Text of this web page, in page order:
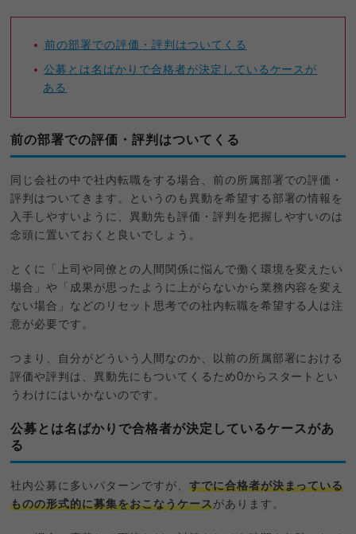
︎前の部署での評価・評判はついてくる
公募とは名ばかりで合格者が決定しているケースが
ある
前の部署での評価・評判はついてくる
同じ会社の中で社内転職をする場合、前の所属部署での評価・
評判はついてきます。というのも異動を希望する部署の情報を
入手しやすいように、異動先も評価・評判を把握しやすいのは
念頭に置いておくと良いでしょう。
とくに「上司や同僚との人間関係に悩んで働く環境を変えたい
場合」や「成果が思ったように上がらないから業務内容を変え
ない場合」などのリセット思考での社内転職を希望する人は注
意が必要です。
つまり、自分がどういう人間なのか、以前の所属部署における
評価や評判は、異動先にもついてくるため0からスタートとい
うわけにはいかないのです。
公募とは名ばかりで合格者が決定しているケースがあ
る
社内公募に多いパターンですが、 すでに合格者が決まっている
ものの形式的に募集をおこなうケースがあります。